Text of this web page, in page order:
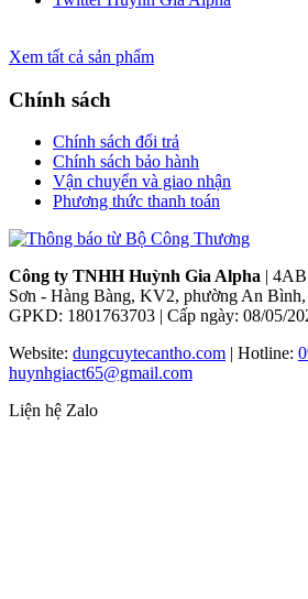
Xem tất cả sản phẩm
Chính sách
Chính sách đổi trả
Chính sách bảo hành
Vận chuyển và giao nhận
Phương thức thanh toán
Công ty TNHH Huỳnh Gia Alpha |
Sơn - Hàng Bàng, KV2, phường An Bình,
GPKD: 1801763703 | Cấp ngày: 08/05/
Website: dungcuytecantho.com | Hotline:
huynhgiact65@gmail.com
Liện hệ Zalo